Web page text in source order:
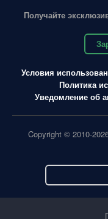
Получайте
Условия
Политика
Уведомление об
Copyright © 2010-